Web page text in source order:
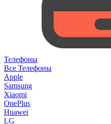
Телефоны
Все Телефоны
Apple
Samsung
Xiaomi
OnePlus
Huawei
LG